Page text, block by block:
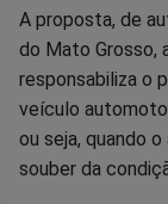
A proposta, de
do Mato Grosso,
responsabiliza o
veículo
ou seja, quando
souber da